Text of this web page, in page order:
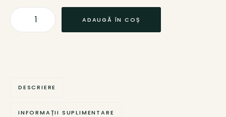
ADAUGĂ ÎN COȘ
DESCRIERE
INFORMAȚII SUPLIMENTARE